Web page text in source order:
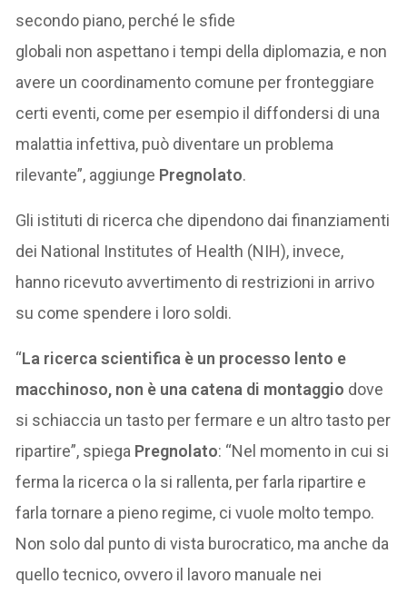
secondo piano, perché le sfide
globali non aspettano i tempi della diplomazia, e non
avere un coordinamento comune per fronteggiare
certi eventi, come per esempio il diffondersi di una
malattia infettiva, può diventare un problema
rilevante”, aggiunge Pregnolato.
Gli istituti di ricerca che dipendono dai finanziamenti
dei National Institutes of Health (NIH), invece,
hanno ricevuto avvertimento di restrizioni in arrivo
su come spendere i loro soldi.
“La ricerca scientifica è un processo lento e
macchinoso, non è una catena di montaggio dove
si schiaccia un tasto per fermare e un altro tasto per
ripartire”, spiega Pregnolato: “Nel momento in cui si
ferma la ricerca o la si rallenta, per farla ripartire e
farla tornare a pieno regime, ci vuole molto tempo.
Non solo dal punto di vista burocratico, ma anche da
quello tecnico, ovvero il lavoro manuale nei